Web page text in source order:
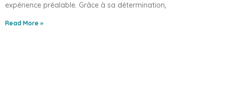
expérience préalable. Grâce à sa détermination,
Read More »